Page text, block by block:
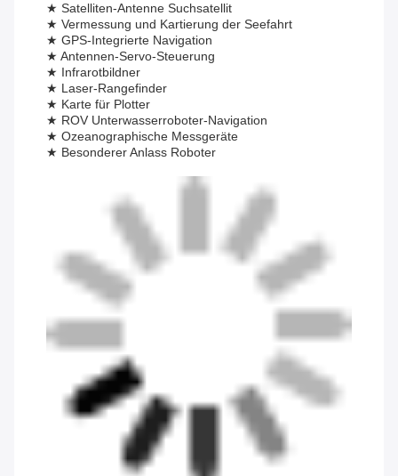
★ Satelliten-Antenne Suchsatellit
★ Vermessung und Kartierung der Seefahrt
★ GPS-Integrierte Navigation
★ Antennen-Servo-Steuerung
★ Infrarotbildner
★ Laser-Rangefinder
★ Karte für Plotter
★ ROV Unterwasserroboter-Navigation
★ Ozeanographische Messgeräte
★ Besonderer Anlass Roboter